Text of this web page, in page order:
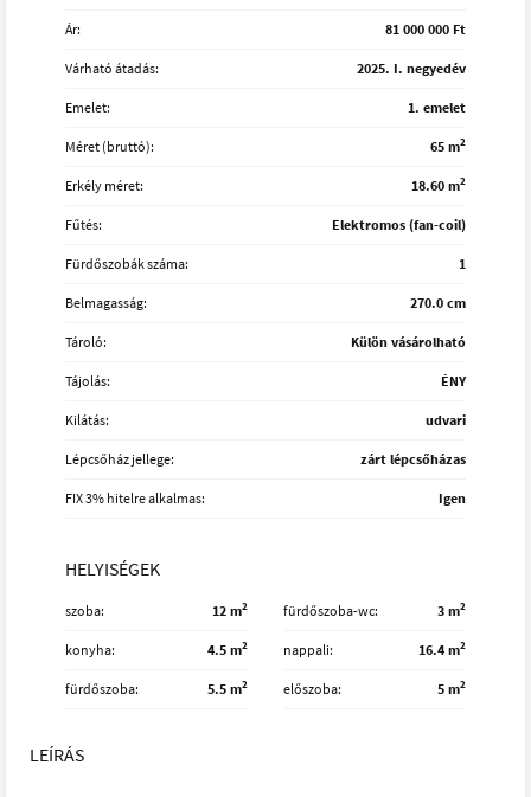
Ár: 81 000 000 Ft
Várható átadás: 2025. I. negyedév
Emelet: 1. emelet
Méret (bruttó): 65 m2
Erkély méret: 18.60 m2
Fűtés: Elektromos (fan-coil)
Fürdőszobák száma: 1
Belmagasság: 270.0 cm
Tároló: Külön vásárolható
Tájolás: ÉNY
Kilátás: udvari
Lépcsőház jellege: zárt lépcsőházas
FIX 3% hitelre alkalmas: Igen
HELYISÉGEK
szoba 12 m2 fürdőszoba-wc 3 m2
konyha 4.5 m2 nappali 16.4 m2
fürdőszoba 5.5 m2 előszoba 5 m2
LEÍRÁS